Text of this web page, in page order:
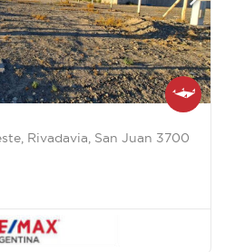
Rivadavia, San Juan 3700